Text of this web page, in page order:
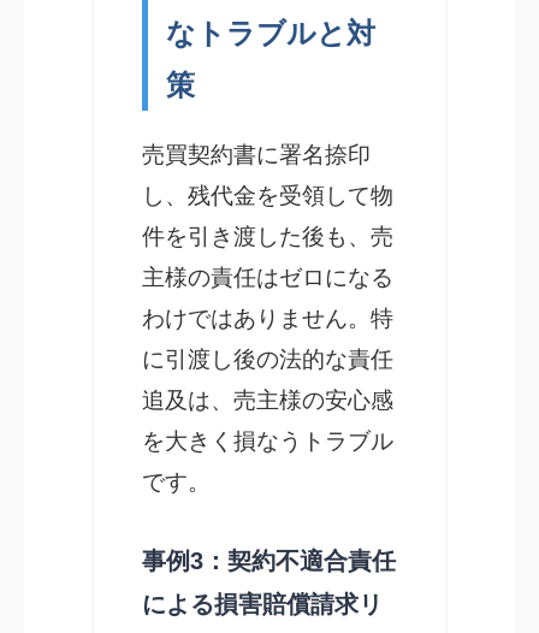
なトラブルと対
策
売買契約書に署名捺印
し、残代金を受領して物
件を引き渡した後も、売
主様の責任はゼロになる
わけではありません。特
に引渡し後の法的な責任
追及は、売主様の安心感
を大きく損なうトラブル
です。
事例3：契約不適合責任
による損害賠償請求リ